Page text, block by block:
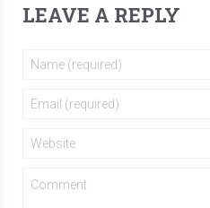
LEAVE A REPLY